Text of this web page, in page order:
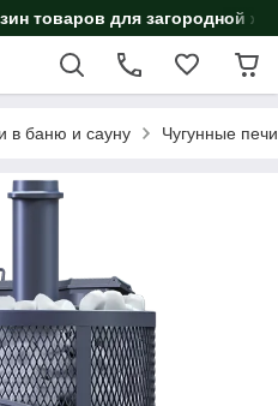
товаров для загородной
в баню и сауну Чугунные